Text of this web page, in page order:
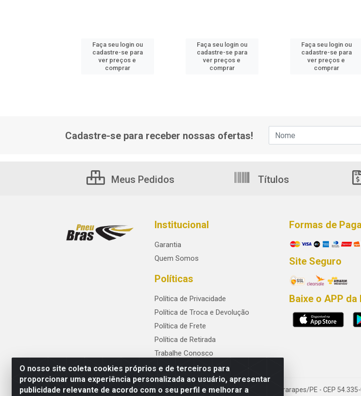
Faça seu login ou
cadastre-se para
ver preços e
comprar
Faça seu login ou
cadastre-se para
ver preços e
comprar
Faça seu login ou
cadastre-se para
ver preços e
comprar
O nosso site coleta cookies próprios e de terceiros para
proporcionar uma experiência personalizada ao usuário, apresentar
publicidade relevante de acordo com o seu perfil e melhorar a
Cadastre-se para receber nossas ofertas!
Meus Pedidos Títulos
Institucional
Garantia
Quem Somos
Políticas
Política de Privacidade
Política de Troca e Devolução
Política de Frete
Política de Retirada
Trabalhe Conosco
Formas de
Site Seguro
Baixe o APP da
PneuBras - Rodovia BR-101, KM 82 - Prazeres, Jaboatão dos Guararapes/PE - CEP